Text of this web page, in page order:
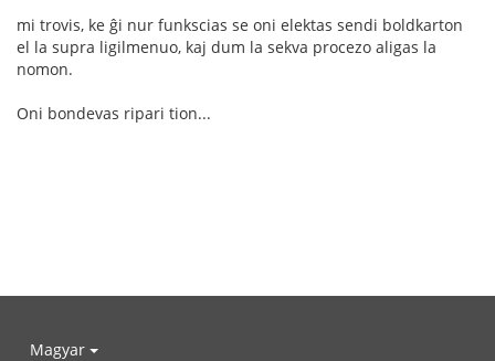
mi trovis, ke ĝi nur funkscias se oni elektas sendi boldkarton
el la supra ligilmenuo, kaj dum la sekva procezo aligas la
nomon.
Oni bondevas ripari tion...
Magyar